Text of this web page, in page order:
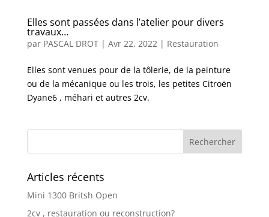
Elles sont passées dans l’atelier pour divers
travaux…
par PASCAL DROT| Avr 22, 2022 | Restauration
Elles sont venues pour de la tôlerie, de la peinture
ou de la mécanique ou les trois, les petites Citroën
Dyane6 , méhari et autres 2cv.
Articles récents
Mini 1300 Britsh Open
2cv , restauration ou reconstruction?